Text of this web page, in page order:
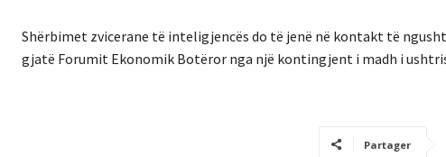
Shërbimet zvicerane të inteligjencës do të jenë në kontakt të
gjatë Forumit Ekonomik Botëror nga një kontingjent i madh i
Partager